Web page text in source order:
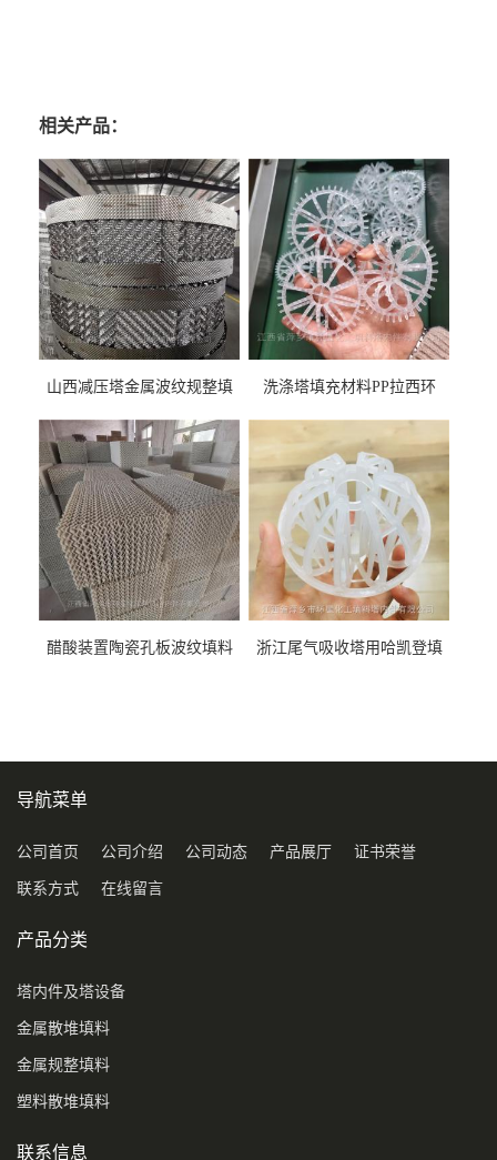
相关产品：
山西减压塔金属波纹规整填
料
洗涤塔填充材料PP拉西环
醋酸装置陶瓷孔板波纹填料
浙江尾气吸收塔用哈凯登填
导航菜单
公司首页 公司介绍 公司动态 产品展厅 证书荣誉
联系方式 在线留言
产品分类
塔内件及塔设备
金属散堆填料
金属规整填料
塑料散堆填料
联系信息